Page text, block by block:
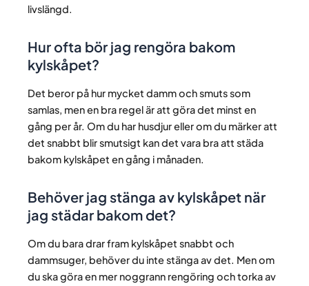
livslängd.
Hur ofta bör jag rengöra bakom
kylskåpet?
Det beror på hur mycket damm och smuts som
samlas, men en bra regel är att göra det minst en
gång per år. Om du har husdjur eller om du märker att
det snabbt blir smutsigt kan det vara bra att städa
bakom kylskåpet en gång i månaden.
Behöver jag stänga av kylskåpet när
jag städar bakom det?
Om du bara drar fram kylskåpet snabbt och
dammsuger, behöver du inte stänga av det. Men om
du ska göra en mer noggrann rengöring och torka av